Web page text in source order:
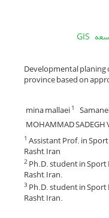
GIS
Developmental
province based on
mina mallaei1
MOHAMMAD SADEGH
1 Assistant Prof. in
Rasht, Iran
2Ph.D. student in
Rasht, Iran.
3 Ph.D. student in
Rasht, Iran.